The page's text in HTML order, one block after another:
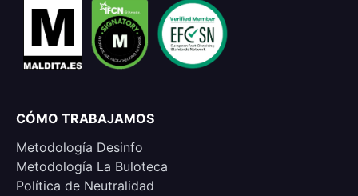
CÓMO TRABAJAMOS
Metodología Desinfo
Metodología La Buloteca
Política de Neutralidad